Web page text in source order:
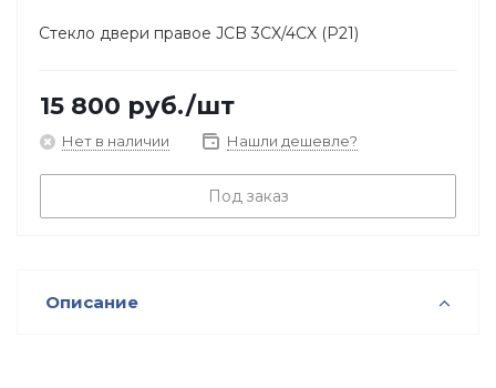
Стекло двери правое JCB 3CX/4CX (Р21)
15 800 руб./шт
Нет в наличии Нашли дешевле?
Под заказ
Описание